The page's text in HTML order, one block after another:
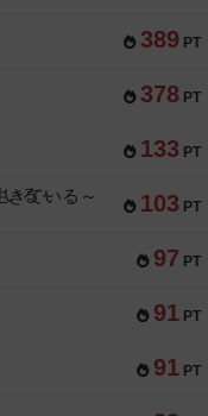
389 PT
378 PT
133 PT
103 PT
ている～
97 PT
91 PT
91 PT